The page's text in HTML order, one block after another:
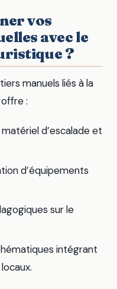
vos
avec le
?
manuels liés à la
:
d’escalade et
d’équipements
sur le
intégrant